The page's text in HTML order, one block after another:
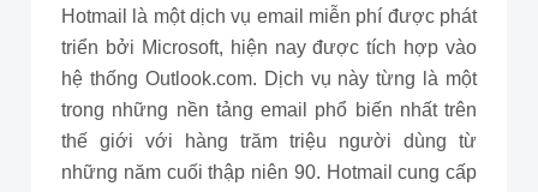
Hotmail là một dịch vụ email miễn phí được phát
triển bởi Microsoft, hiện nay được tích hợp vào
hệ thống Outlook.com. Dịch vụ này từng là một
trong những nền tảng email phổ biến nhất trên
thế giới với hàng trăm triệu người dùng từ
những năm cuối thập niên 90. Hotmail cung cấp